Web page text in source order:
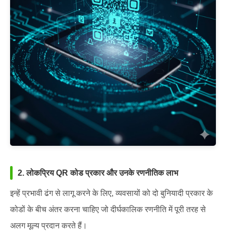
2. लोकप्रिय QR कोड प्रकार और उनके रणनीतिक लाभ
इन्हें प्रभावी ढंग से लागू करने के लिए, व्यवसायों को दो बुनियादी प्रकार के
कोडों के बीच अंतर करना चाहिए जो दीर्घकालिक रणनीति में पूरी तरह से
अलग मूल्य प्रदान करते हैं।